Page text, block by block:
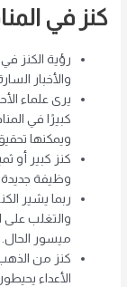
كنز في
رؤية الكنز
والأخبار
يرى علماء
كبيرًا في
ويمكنها
كنز كبير أو
وظيفة
ربما يشير
والتغلب على
ميسور الحال.
كنز من
الأعداء